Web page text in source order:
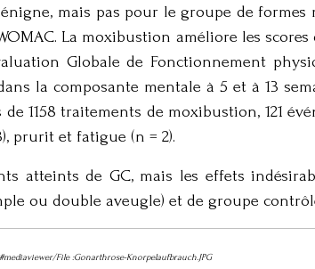
mais pas pour le groupe de formes
La moxibustion améliore les scores
Globale de Fonctionnement
la composante mentale à 5 et à 13
1158 traitements de moxibustion, 121
prurit et fatigue (n = 2).
atteints de GC, mais les effets
ou double aveugle) et de groupe
File :Gonarthrose-Knorpelaufbrauch.JPG